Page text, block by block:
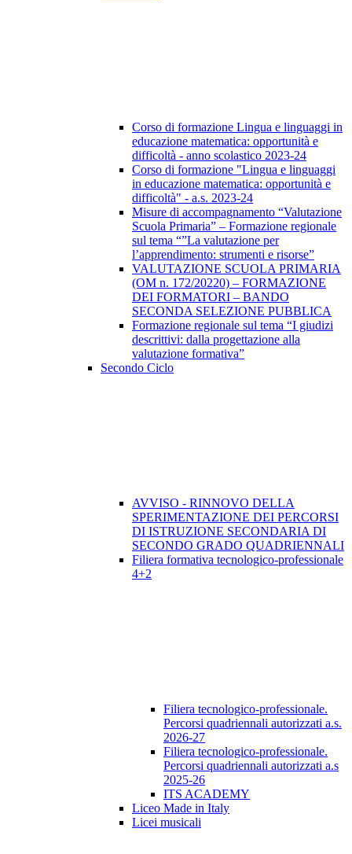
Corso di formazione Lingua e linguaggi in
educazione matematica: opportunità e
difficoltà - anno scolastico 2023-24
Corso di formazione "Lingua e linguaggi
in educazione matematica: opportunità e
difficoltà" - a.s. 2023-24
Misure di accompagnamento “Valutazione
Scuola Primaria” – Formazione regionale
sul tema “”La valutazione per
l’apprendimento: strumenti e risorse”
VALUTAZIONE SCUOLA PRIMARIA
(OM n. 172/20220) – FORMAZIONE
DEI FORMATORI – BANDO
SECONDA SELEZIONE PUBBLICA
Formazione regionale sul tema “I giudizi
descrittivi: dalla progettazione alla
valutazione formativa”
Secondo Ciclo
AVVISO - RINNOVO DELLA
SPERIMENTAZIONE DEI PERCORSI
DI ISTRUZIONE SECONDARIA DI
SECONDO GRADO QUADRIENNALI
Filiera formativa tecnologico-professionale
4+2
Filiera tecnologico-professionale.
Percorsi quadriennali autorizzati a.s.
2026-27
Filiera tecnologico-professionale.
Percorsi quadriennali autorizzati a.s
2025-26
ITS ACADEMY
Liceo Made in Italy
Licei musicali